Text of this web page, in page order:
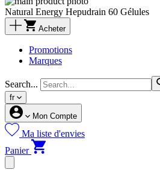
Natural Energy Hepudrain 60 Gélules
Acheter
Promotions
Marques
Search...
fr
Mon Compte
Ma liste d'envies
Panier